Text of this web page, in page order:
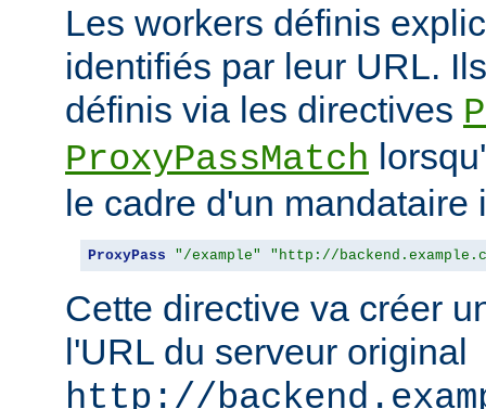
Les workers définis
identifiés par leur URL.
définis via les directives
ProxyPassMatch
le cadre d'un mandataire
ProxyPass "/example" "http://
Cette directive va créer
l'URL du serveur original
http://